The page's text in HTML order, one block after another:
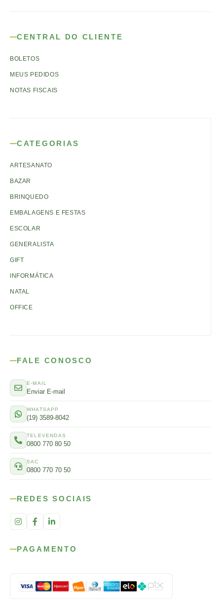
CENTRAL DO CLIENTE
BOLETOS
MEUS PEDIDOS
NOTAS FISCAIS
CATEGORIAS
ARTESANATO
BAZAR
BRINQUEDO
EMBALAGENS E FESTAS
ESCOLAR
GENERALISTA
GIFT
INFORMÁTICA
NATAL
OFFICE
FALE CONOSCO
E-MAIL
Enviar E-mail
WHATSAPP
(19) 3589-8042
TELEVENDAS
0800 770 80 50
SAC
0800 770 70 50
REDES SOCIAIS
PAGAMENTO